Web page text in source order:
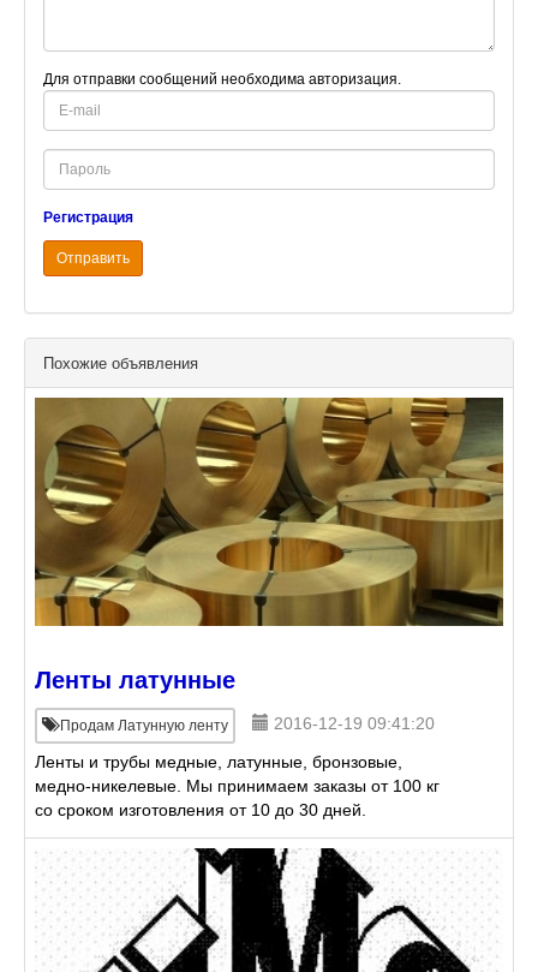
Для отправки сообщений необходима авторизация.
E-
mail
Password
Регистрация
Отправить
Похожие объявления
Ленты латунные
Продам Латунную ленту
2016-12-19 09:41:20
Ленты и трубы медные, латунные, бронзовые,
медно-никелевые. Мы принимаем заказы от 100 кг
со сроком изготовления от 10 до 30 дней.